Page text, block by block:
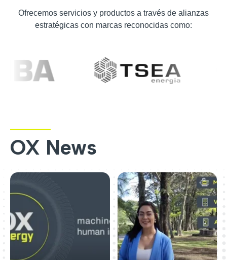
Ofrecemos servicios y productos a través de alianzas
estratégicas con marcas reconocidas como:
OX News